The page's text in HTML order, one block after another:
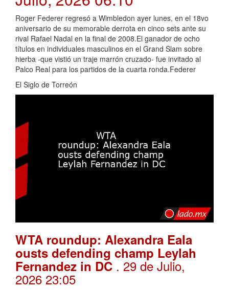
Roger Federer regresó a Wimbledon ayer lunes, en el 18vo
aniversario de su memorable derrota en cinco sets ante su
rival Rafael Nadal en la final de 2008.El ganador de ocho
títulos en individuales masculinos en el Grand Slam sobre
hierba -que vistió un traje marrón cruzado- fue invitado al
Palco Real para los partidos de la cuarta ronda.Federer
El Siglo de Torreón
WTA roundup: Alexandra Eala
ousts defending champ Leylah
Fernandez in DC . 29 de Julio,
2026 23:05